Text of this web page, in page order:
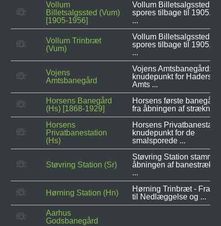
Vollum
Billetsalgssted (Vum)
[1905-1956]
Vollum Billetsalgssted
spores tilbage til 1905,
...
Vollum Trinbræt
(Vum)
Vollum Billetsalgssted
spores tilbage til 1905,
...
Vojens
Amtsbanegård
Vojens Amtsbanegård: Et
knudepunkt for
Amts ...
Horsens Banegård
(Hs) [1868-1929]
Horsens første banegård
fra åbningen af
Horsens
Privatbanestation
(Hs)
Horsens
knudepunkt for de
smalsporede ...
Støvring Station (Sr)
Støvring Station
åbningen af
...
Hørning Station (Hn)
Hørning Trinbræt - Fra
til Nedlæggelse og ...
Aarhus
Godsbanegård